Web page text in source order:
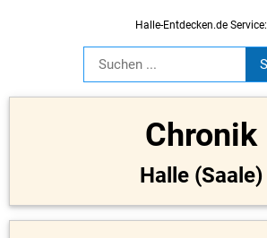
Halle-Entdecken.de Service:
Chronik
Halle (Saale)